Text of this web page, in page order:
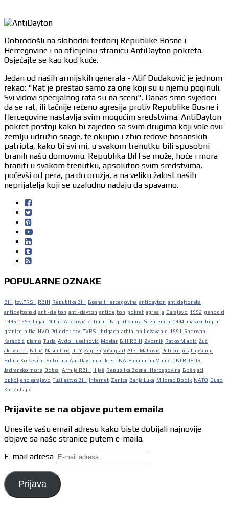
Dobrodošli na slobodni teritorij Republike Bosne i
Hercegovine i na oficijelnu stranicu AntiDayton pokreta.
Osjećajte se kao kod kuće.
Jedan od naših armijskih generala - Atif Dudaković je jednom
rekao: "Rat je prestao samo za one koji su u njemu poginuli.
Svi vidovi specijalnog rata su na sceni". Danas smo svjedoci
da se rat, ili tačnije rečeno agresija protiv Republike Bosne i
Hercegovine nastavlja svim mogućim sredstvima. AntiDayton
pokret postoji kako bi zajedno sa svim drugima koji vole ovu
zemlju udružio snage, te okupio i zbio redove bosanskih
patriota, kako bi svi mi, u svakom trenutku bili sposobni
branili našu domovinu. Republika BiH se može, hoće i mora
braniti u svakom trenutku, apsolutno svim sredstvima,
počevši od pera, pa do oružja, a na veliku žalost naših
neprijatelja koji se uzaludno nadaju da spavamo.
POPULARNE OZNAKE
BiH tzv."RS" RBiH Republika BiH Bosna i Hercegovina antidayton antidejtonska
antidejtonski anti-dejton anti-dayton antidejton pokret agresija Sarajevo 1992 genocid
1995 1993 ljiljan Nihad Aličković četnici UN godišnjica Srebrenica 1994 masakr logor
granice bitka HVO Prijedor tzv. "VRS" brigada arbih obilježavanje 1991
Radovan
Karadžić pismo Tuzla Avdo Huseinović Mostar BiH.RBiH Zvornik Ratko Mladić Žuč
aktivnosti Bihać Naser Orić ICTY Zagreb Višegrad Alen Mahović Peti korpus hapšenje
Srbija Kruševice Sutorina AntiDayton pokret JNA Sabahudin Muhić UNPROFOR
Jadransko more Doboj Armija RBiH Ilijaš Republika Bosna i Hercegovina Bošnjaci
opkoljeno sarajevo Tužilaštvo BiH internet Zenica Banja Luka Milorad Dodik NATO Suad
Kurtćehajić
Prijavite se na objave putem emaila
Unesite vašu email adresu kako biste dobijali najnovije
objave sa naše stranice putem e-maila.
E-mail adresa
Prijava